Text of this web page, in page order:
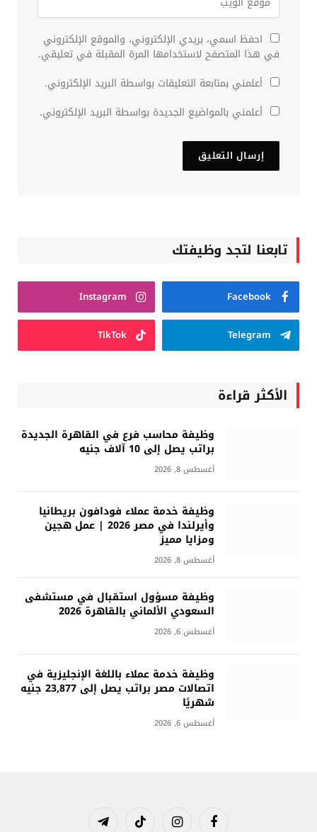
احفظ اسمي، بريدي الإلكتروني، والموقع الإلكتروني
في هذا المتصفح لاستخدامها المرة المقبلة في تعليقي.
أعلمني بمتابعة التعليقات بواسطة البريد الإلكتروني.
أعلمني بالمواضيع الجديدة بواسطة البريد الإلكتروني.
تابعنا لتجد وظيفتك
Facebook
Instagram
Telegram
TikTok
الأكثر قراءة
وظيفة محاسب فرع في القاهرة الجديدة
براتب يصل إلى 10 آلاف جنيه
أغسطس 8, 2026
وظيفة خدمة عملاء فودافون بريطانيا
وأيرلندا في مصر 2026 | عمل هجين
ومزايا مميز
أغسطس 8, 2026
وظيفة مسؤول استقبال في مستشفى
السعودي الألماني بالقاهرة 2026
أغسطس 6, 2026
وظيفة خدمة عملاء باللغة الإنجليزية في
اتصالات مصر براتب يصل إلى 23,877 جنيه
شهريًا
أغسطس 6, 2026
فيسبوك الانستغرامتيكتوك تيلقرام